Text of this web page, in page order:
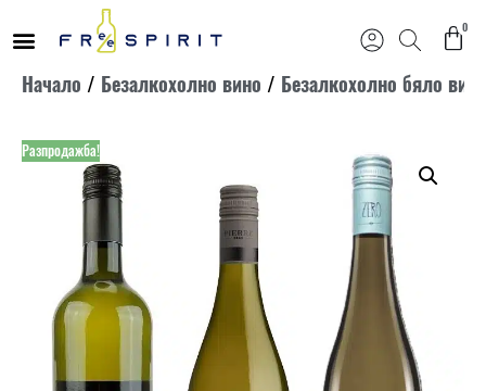
към
0
Начало / Безалкохолно вино / Безалкохолно бяло вино
Разпродажба!